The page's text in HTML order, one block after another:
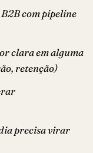
com pipeline
clara em alguma
retenção)
precisa virar